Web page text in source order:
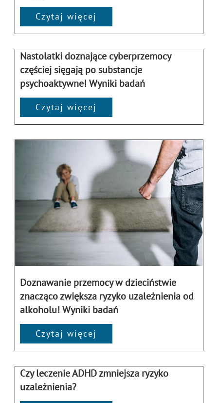
Czytaj więcej
Nastolatki doznające cyberprzemocy
częściej sięgają po substancje
psychoaktywne! Wyniki badań
Czytaj więcej
Doznawanie przemocy w dzieciństwie
znacząco zwiększa ryzyko uzależnienia od
alkoholu! Wyniki badań
Czytaj więcej
Czy leczenie ADHD zmniejsza ryzyko
uzależnienia?